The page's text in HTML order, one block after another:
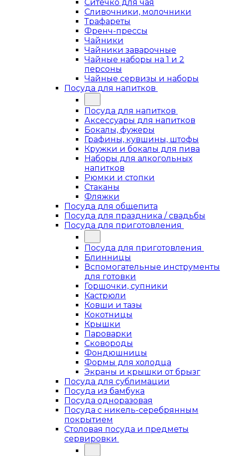
Ситечко для чая
Сливочники, молочники
Трафареты
Френч-прессы
Чайники
Чайники заварочные
Чайные наборы на 1 и 2
персоны
Чайные сервизы и наборы
Посуда для напитков
Посуда для напитков
Аксессуары для напитков
Бокалы, фужеры
Графины, кувшины, штофы
Кружки и бокалы для пива
Наборы для алкогольных
напитков
Рюмки и стопки
Стаканы
Фляжки
Посуда для общепита
Посуда для праздника / свадьбы
Посуда для приготовления
Посуда для приготовления
Блинницы
Вспомогательные инструменты
для готовки
Горшочки, супники
Кастрюли
Ковши и тазы
Кокотницы
Крышки
Пароварки
Сковороды
Фондюшницы
Формы для холодца
Экраны и крышки от брызг
Посуда для сублимации
Посуда из бамбука
Посуда одноразовая
Посуда с никель-серебрянным
покрытием
Столовая посуда и предметы
сервировки